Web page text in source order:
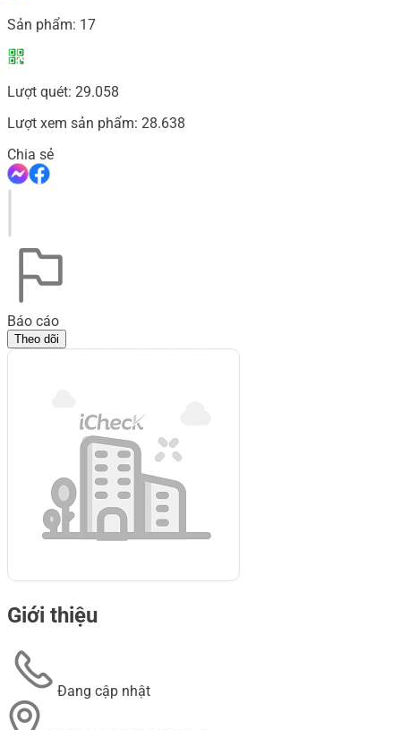
Sản phẩm: 17
Lượt quét: 29.058
Lượt xem sản phẩm: 28.638
Chia sẻ
Báo cáo
Theo dõi
Giới thiệu
Đang cập nhật